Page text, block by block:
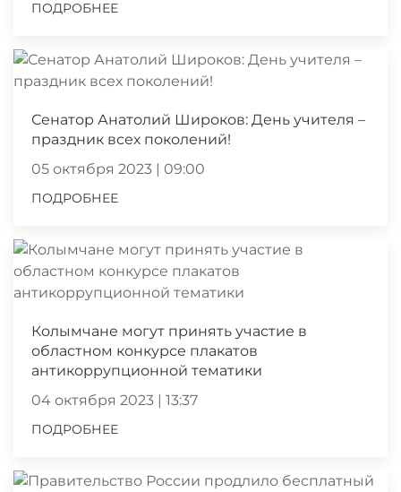
ПОДРОБНЕЕ
Сенатор Анатолий Широков: День учителя –
праздник всех поколений!
05 октября 2023 | 09:00
ПОДРОБНЕЕ
Колымчане могут принять участие в
областном конкурсе плакатов
антикоррупционной тематики
04 октября 2023 | 13:37
ПОДРОБНЕЕ